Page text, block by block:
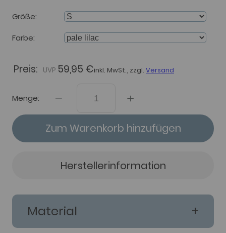
Größe
Farbe
Preis: 59,95 €inkl. MwSt., zzgl. Versand
Menge:
Zum Warenkorb hinzufügen
Herstellerinformation
Material